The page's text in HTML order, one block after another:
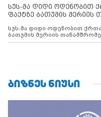
სუს-მა დიდი ოდენობით
ფაქტზე ბათუმის მერიის
სუს-მა დიდი ოდენობით ქრთამის მოთხოვნისა და აღების ფაქტზე
ბათუმის მერიის
ᲑᲘᲖᲜᲔᲡ ᲜᲘᲣᲡᲘ